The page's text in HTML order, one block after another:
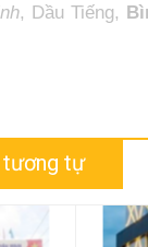
, Dầu Tiếng,
tương tự